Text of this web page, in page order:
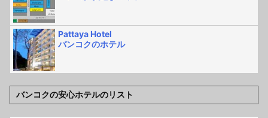
Pattaya Hotel
バンコクのホテル
バンコクの安心ホテルのリスト